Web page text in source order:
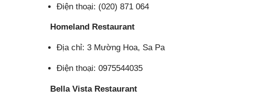
Điện thoại: (020) 871 064
Homeland Restaurant
Địa chỉ: 3 Mường Hoa, Sa Pa
Điện thoại: 0975544035
Bella Vista Restaurant